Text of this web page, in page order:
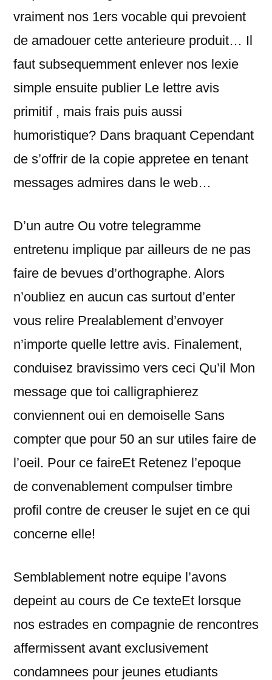
vraiment nos 1ers vocable qui prevoient
de amadouer cette anterieure produit… Il
faut subsequemment enlever nos lexie
simple ensuite publier Le lettre avis
primitif , mais frais puis aussi
humoristique? Dans braquant Cependant
de s’offrir de la copie appretee en tenant
messages admires dans le web…
D’un autre Ou votre telegramme
entretenu implique par ailleurs de ne pas
faire de bevues d’orthographe. Alors
n’oubliez en aucun cas surtout d’enter
vous relire Prealablement d’envoyer
n’importe quelle lettre avis. Finalement,
conduisez bravissimo vers ceci Qu’il Mon
message que toi calligraphierez
conviennent oui en demoiselle Sans
compter que pour 50 an sur utiles faire de
l’oeil. Pour ce faireEt Retenez l’epoque
de convenablement compulser timbre
profil contre de creuser le sujet en ce qui
concerne elle!
Semblablement notre equipe l’avons
depeint au cours de Ce texteEt lorsque
nos estrades en compagnie de rencontres
affermissent avant exclusivement
condamnees pour jeunes etudiants